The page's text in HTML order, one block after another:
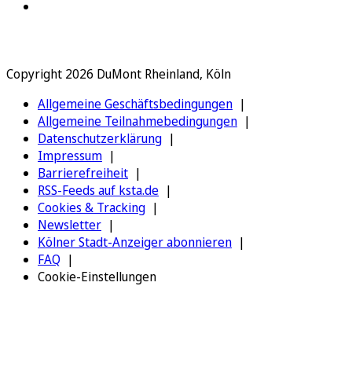
Copyright 2026 DuMont Rheinland, Köln
Allgemeine Geschäftsbedingungen
Allgemeine Teilnahmebedingungen
Datenschutzerklärung
Impressum
Barrierefreiheit
RSS-Feeds auf ksta.de
Cookies & Tracking
Newsletter
Kölner Stadt-Anzeiger abonnieren
FAQ
Cookie-Einstellungen